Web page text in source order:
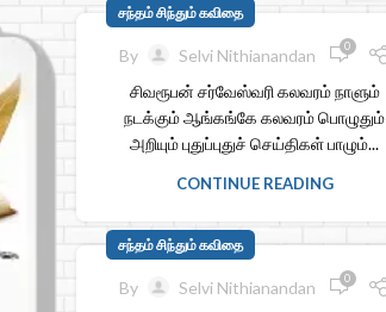
சந்தம் சிந்தும் கவிதை
By Selvi Nithianandan 0
சிவரூபன் சர்வேஸ்வரி கலவரம் நாளும்
நடக்கும் ஆங்கங்கே கலவரம் பொழுதும்
அறியும் புதுப்புதுச் செய்திகள் பாழும்...
CONTINUE READING
சந்தம் சிந்தும் கவிதை
By Selvi Nithianandan 0